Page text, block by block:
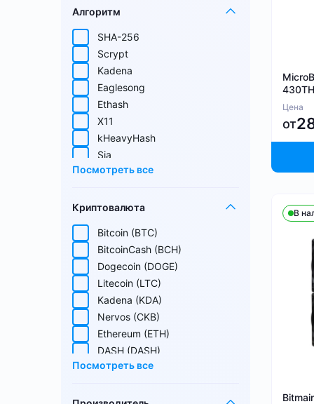
Алгоритм
SHA-256
Scrypt
Kadena
Eaglesong
Ethash
X11
kHeavyHash
Sia
Equihash
Handshake
Lyra2REv2
Cuckatoo31
Randomx
SHA512256d
Ethash4G
Посмотреть все
Криптовалюта
Bitcoin (BTC)
BitcoinCash (BCH)
Dogecoin (DOGE)
Litecoin (LTC)
Kadena (KDA)
Nervos (CKB)
Ethereum (ETH)
DASH (DASH)
EthereumPoW (ETHW)
Посмотреть все
Цена
от
В